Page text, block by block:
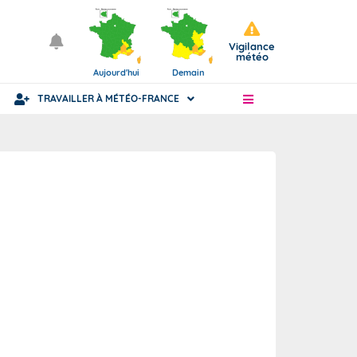
Aujourd'hui Demain
Vigilance
météo
TRAVAILLER À MÉTÉO-FRANCE